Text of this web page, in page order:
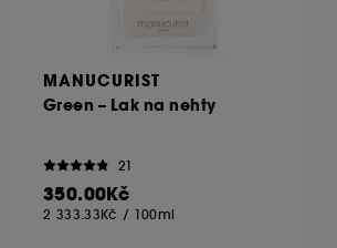
MANUCURIST
Green – Lak na nehty
21
350.00Kč
2 333.33Kč / 100ml